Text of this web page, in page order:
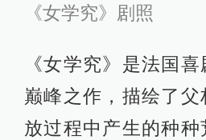
《女学究》剧照
《女学究》是法国
巅峰之作，描绘了
放过程中产生的种